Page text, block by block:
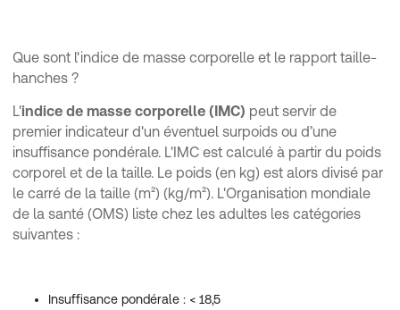
Que sont l'indice de masse corporelle et le rapport taille-
hanches ?
L'indice de masse corporelle (IMC) peut servir de
premier indicateur d'un éventuel surpoids ou d’une
insuffisance pondérale. L'IMC est calculé à partir du poids
corporel et de la taille. Le poids (en kg) est alors divisé par
le carré de la taille (m²) (kg/m²). L'Organisation mondiale
de la santé (OMS) liste chez les adultes les catégories
suivantes :
Insuffisance pondérale : < 18,5